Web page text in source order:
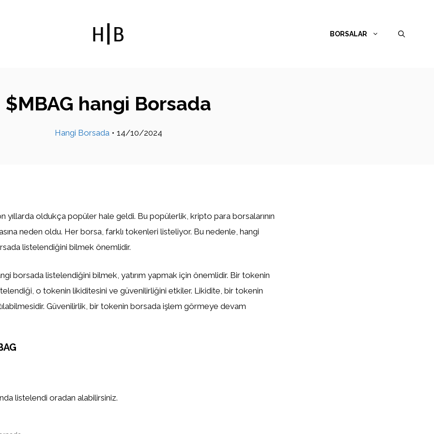
BORSALAR
$MBAG hangi Borsada
Hangi Borsada • 14/10/2024
yıllarda oldukça popüler hale geldi. Bu popülerlik, kripto para borsalarının
neden oldu. Her borsa, farklı tokenleri listeliyor. Bu nedenle, hangi
listelendiğini bilmek önemlidir.
borsada listelendiğini bilmek, yatırım yapmak için önemlidir. Bir tokenin
o tokenin likiditesini ve güvenilirliğini etkiler. Likidite, bir tokenin
Güvenilirlik, bir tokenin borsada işlem görmeye devam
listelendi oradan alabilirsiniz.